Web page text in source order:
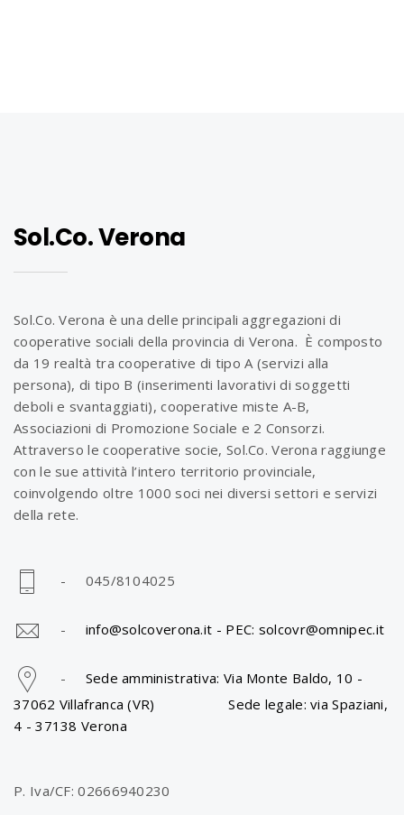
Sol.Co. Verona
Sol.Co. Verona è una delle principali aggregazioni di
cooperative sociali della provincia di Verona. È composto
da 19 realtà tra cooperative di tipo A (servizi alla
persona), di tipo B (inserimenti lavorativi di soggetti
deboli e svantaggiati), cooperative miste A-B,
Associazioni di Promozione Sociale e 2 Consorzi.
Attraverso le cooperative socie, Sol.Co. Verona raggiunge
con le sue attività l’intero territorio provinciale,
coinvolgendo oltre 1000 soci nei diversi settori e servizi
della rete.
- 045/8104025
- info@solcoverona.it - PEC: solcovr@omnipec.it
- Sede amministrativa: Via Monte Baldo, 10 -
37062 Villafranca (VR) Sede legale: via Spaziani,
4 - 37138 Verona
P. Iva/CF: 02666940230